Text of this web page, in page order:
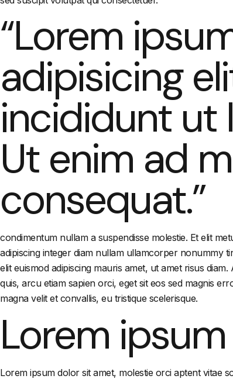
“Lorem
adipisicing
incididunt ut
Ut enim ad
consequat.”
condimentum nullam a suspendisse molestie. Et elit
adipiscing integer diam nullam ullamcorper nonummy
elit euismod adipiscing mauris amet, ut amet risus
quis, arcu etiam sapien orci, eget sit eos sed magnis
magna velit et convallis, eu tristique scelerisque.
Lorem
Lorem ipsum dolor sit amet, molestie orci aptent vitae